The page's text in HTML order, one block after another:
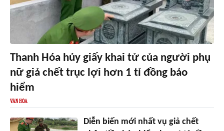
Thanh Hóa hủy giấy khai tử của người phụ
nữ giả chết trục lợi hơn 1 tỉ đồng bảo
hiểm
Diễn biến mới nhất vụ giả chết